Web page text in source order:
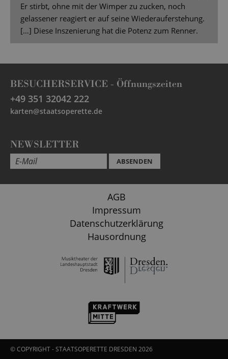
Er stirbt, ohne mit der Wimper zu zucken, noch
gelassener reagiert er auf seine Wiederauferstehung.
[…] Diese Inszenierung hat die Potenz zum Renner.
BESUCHERSERVICE - Öffnungszeiten
+49 351 32042 222
karten@staatsoperette.de
NEWSLETTER
ABSENDEN
AGB
Impressum
Datenschutzerklärung
Hausordnung
© COPYRIGHT - STAATSOPERETTE DRESDEN 2026